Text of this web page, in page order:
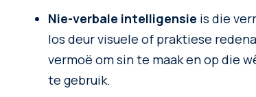
Nie-verbale intelligensie is die
los deur visuele of praktiese
vermoë om sin te maak en op die
te gebruik.